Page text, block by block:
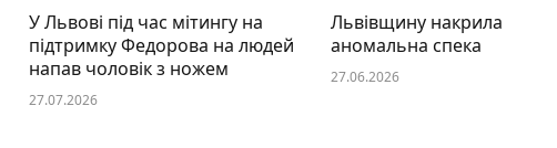
У Львові під час мітингу на
підтримку Федорова на людей
напав чоловік з ножем
27.07.2026
Львівщину накрила
аномальна спека
27.06.2026